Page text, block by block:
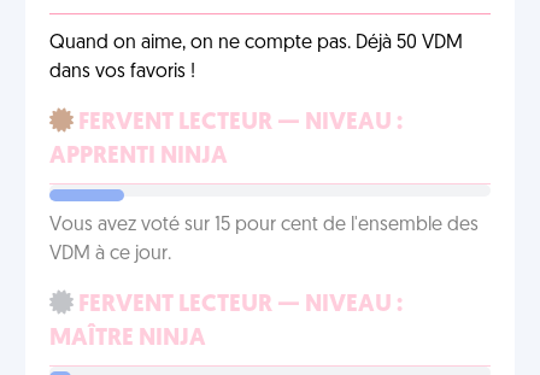
Quand on aime, on ne compte pas. Déjà 50 VDM
dans vos favoris !
FERVENT LECTEUR — NIVEAU :
APPRENTI NINJA
Vous avez voté sur 15 pour cent de l'ensemble des
VDM à ce jour.
FERVENT LECTEUR — NIVEAU :
MAÎTRE NINJA